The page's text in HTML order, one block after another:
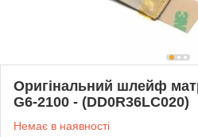
Оригінальний шлейф
G6-2100 - (DD0R36LC020)
Немає в наявності